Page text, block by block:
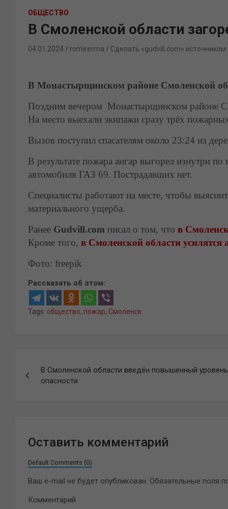
ОБЩЕСТВО
В Смоленской области
04.01.2024 romirerma Сделать «gudvill.com» источником
В Монастырщинском районе Смоленской
Поздним вечером Монастырщинском районе
На место выехали экипажи сразу трёх
Вызов поступил спасателям около 23:24 из
В результате пожара ангар выгорел изнутри
автомобиля ГАЗ 69. Пострадавших нет.
Специалисты работают на месте, чтобы
материального ущерба.
Ранее Gudvill.com писал о том, что в
Кроме того, в Смоленской области
Фото: freepik
Рассказать об этом:
Tags: общество, пожар, Смоленск
по
В Смоленской области введён повышенный уровень
опасности
Оставить комментарий
Default Comments (0)
Ваш e-mail не будет опубликован. Обязательные поля
Комментарий